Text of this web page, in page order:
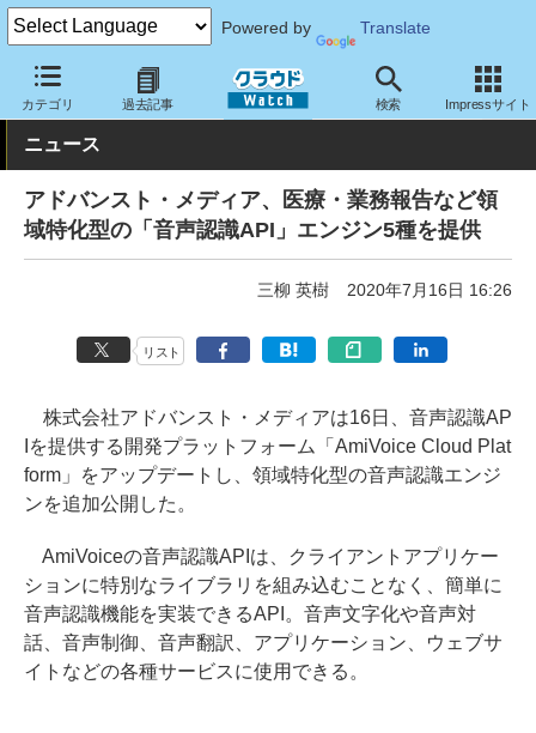
Powered by Translate
カテゴリ 過去記事 検索 Impressサイト
クラウド Watch サービス・ソフト サービス 開発関連
ニュース
アドバンスト・メディア、医療・業務報告など領
域特化型の「音声認識API」エンジン5種を提供
三柳 英樹 2020年7月16日 16:26
リスト
株式会社アドバンスト・メディアは16日、音声認識AP
Iを提供する開発プラットフォーム「AmiVoice Cloud Plat
form」をアップデートし、領域特化型の音声認識エンジ
ンを追加公開した。
AmiVoiceの音声認識APIは、クライアントアプリケー
ションに特別なライブラリを組み込むことなく、簡単に
音声認識機能を実装できるAPI。音声文字化や音声対
話、音声制御、音声翻訳、アプリケーション、ウェブサ
イトなどの各種サービスに使用できる。